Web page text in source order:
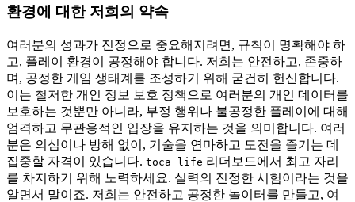
환경에 대한 저희의 약속
여러분의 성과가 진정으로 중요해지려면, 규칙이 명확해야 하
고, 플레이 환경이 공정해야 합니다. 저희는 안전하고, 존중하
며, 공정한 게임 생태계를 조성하기 위해 굳건히 헌신합니다.
이는 철저한 개인 정보 보호 정책으로 여러분의 개인 데이터를
보호하는 것뿐만 아니라, 부정 행위나 불공정한 플레이에 대해
엄격하고 무관용적인 입장을 유지하는 것을 의미합니다. 여러
분은 의심이나 방해 없이, 기술을 연마하고 도전을 즐기는 데
집중할 자격이 있습니다. toca life 리더보드에서 최고 자리
를 차지하기 위해 노력하세요. 실력의 진정한 시험이라는 것을
알면서 말이죠. 저희는 안전하고 공정한 놀이터를 만들고, 여